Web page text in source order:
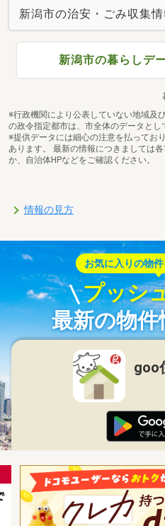
新潟市の治安・ごみ収集情
新潟市の暮らしデ
※行政機関により公表していない地域及
の政令指定都市は、市全体のデータとし
※提供データには細心の注意を払ってお
あります。 最新の情報につきましては
か、自治体HPなどをご確認ください。
情報の見方
お気に入りの物
プッシ
最新の物
goo